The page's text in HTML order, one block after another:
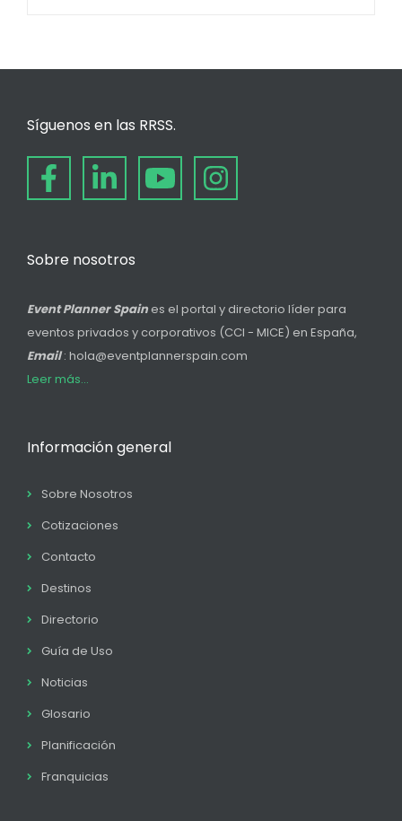
Síguenos en las RRSS.
Sobre nosotros
Event Planner Spain es el portal y directorio líder para
eventos privados y corporativos (CCI - MICE) en España,
Email: hola@eventplannerspain.com
Leer más...
Información general
Sobre Nosotros
Cotizaciones
Contacto
Destinos
Directorio
Guía de Uso
Noticias
Glosario
Planificación
Franquicias